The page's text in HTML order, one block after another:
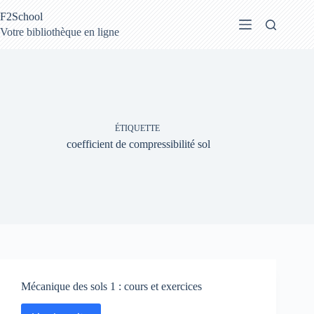
au
contenu
F2School
Votre bibliothèque en ligne
ÉTIQUETTE
coefficient de compressibilité sol
Mécanique des sols 1 : cours et exercices